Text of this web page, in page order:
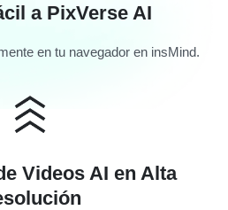
a PixVerse AI
en tu navegador en insMind.
Videos AI en Alta